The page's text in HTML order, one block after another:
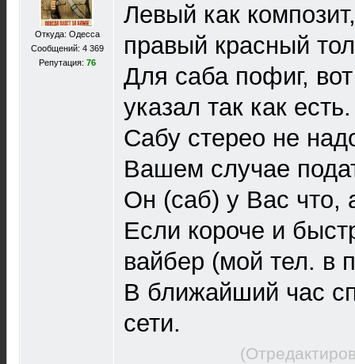
Откуда: Одесса
Сообщений: 4 369
Репутация: 76
Левый как
правый красный
Для саба пофиг,
указал так как есть.
Сабу стерео не
Вашем случае
Он (саб) у Вас что,
Если короче и
вайбер (мой тел. в
В ближайший час
сети.